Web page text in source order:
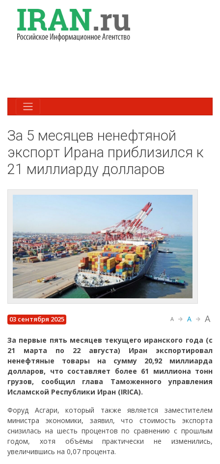
За 5 месяцев ненефтяной
экспорт Ирана приблизился к
21 миллиарду долларов
03 сентября 2025 A A A
За первые пять месяцев текущего иранского года (с
21 марта по 22 августа) Иран экспортировал
ненефтяные товары на сумму 20,92 миллиарда
долларов, что составляет более 61 миллиона тонн
грузов, сообщил глава Таможенного управления
Исламской Республики Иран (IRICA).
Форуд Асгари, который также является заместителем
министра экономики, заявил, что стоимость экспорта
снизилась на шесть процентов по сравнению с прошлым
годом, хотя объёмы практически не изменились,
увеличившись на 0,07 процента.